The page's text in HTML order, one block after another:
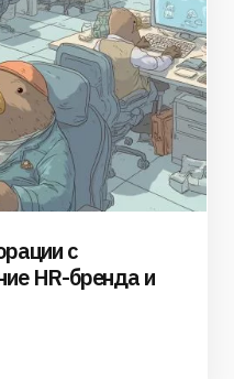
с
HR-бренда и